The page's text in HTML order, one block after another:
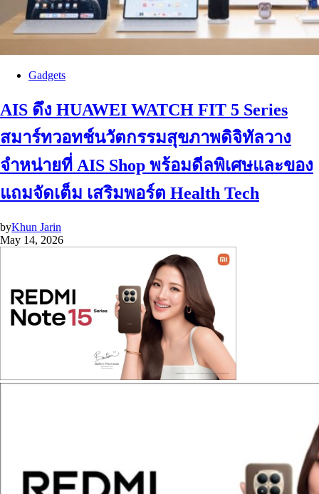
Gadgets
AIS ดึง HUAWEI WATCH FIT 5 Series
สมาร์ทวอทช์นวัตกรรมสุขภาพดิจิทัลวาง
จำหน่ายที่ AIS Shop พร้อมดีลพิเศษและของ
แถมจัดเต็ม เสริมพอร์ต Health Tech
byKhun Jarin
May 14, 2026